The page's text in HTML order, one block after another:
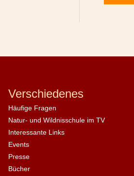
Verschiedenes
Häufige Fragen
Natur- und Wildnisschule im TV
Interessante Links
Events
Presse
Bücher